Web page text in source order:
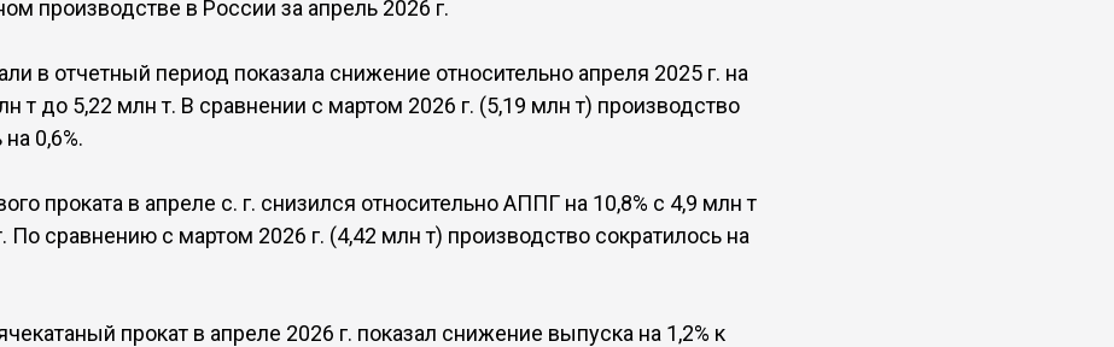
производстве в России за апрель 2026 г.
в отчетный период показала снижение относительно апреля 2025 г. на
т до 5,22 млн т. В сравнении с мартом 2026 г. (5,19 млн т) производство
0,6%.
проката в апреле с. г. снизился относительно АППГ на 10,8% с 4,9 млн т
По сравнению с мартом 2026 г. (4,42 млн т) производство сократилось на
прокат в апреле 2026 г. показал снижение выпуска на 1,2% к